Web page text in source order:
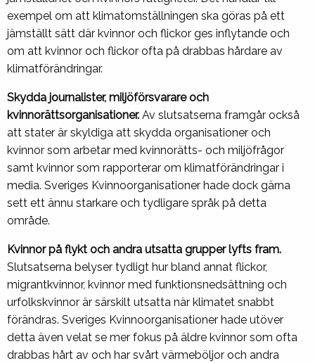
exempel om att klimatomställningen ska göras på ett
jämställt sätt där kvinnor och flickor ges inflytande och
om att kvinnor och flickor ofta på drabbas hårdare av
klimatförändringar.
Skydda journalister, miljöförsvarare och
kvinnorättsorganisationer. Av slutsatserna framgår också
att stater är skyldiga att skydda organisationer och
kvinnor som arbetar med kvinnorätts- och miljöfrågor
samt kvinnor som rapporterar om klimatförändringar i
media. Sveriges Kvinnoorganisationer hade dock gärna
sett ett ännu starkare och tydligare språk på detta
område.
Kvinnor på flykt och andra utsatta grupper lyfts fram.
Slutsatserna belyser tydligt hur bland annat flickor,
migrantkvinnor, kvinnor med funktionsnedsättning och
urfolkskvinnor är särskilt utsatta när klimatet snabbt
förändras. Sveriges Kvinnoorganisationer hade utöver
detta även velat se mer fokus på äldre kvinnor som ofta
drabbas hårt av och har svårt värmeböljor och andra